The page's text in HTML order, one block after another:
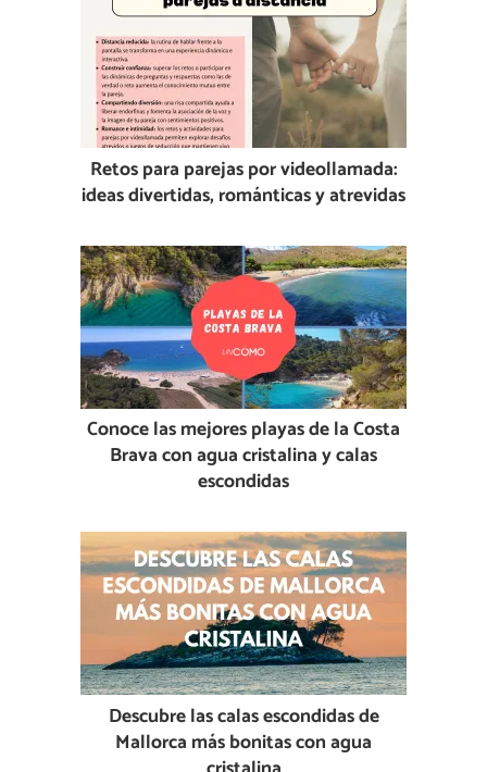
Retos para parejas por videollamada:
ideas divertidas, románticas y atrevidas
Conoce las mejores playas de la Costa
Brava con agua cristalina y calas
escondidas
Descubre las calas escondidas de
Mallorca más bonitas con agua